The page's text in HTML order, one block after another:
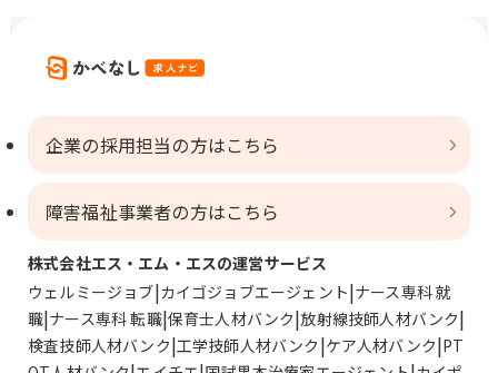
企業の採用担当の方はこちら
障害福祉事業者の方はこちら
株式会社エス・エム・エスの運営サービス
ウェルミージョブ カイゴジョブエージェント ナース専科 就
職 ナース専科 転職 保育士人材バンク 放射線技師人材バンク
検査技師人材バンク 工学技師人材バンク ケア人材バンク PT